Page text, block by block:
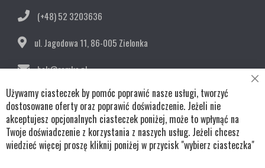
(+48) 52 3203636
ul. Jagodowa 11, 86-005 Zielonka
bok@remko.pl
OBSERWUJ NAS
Używamy ciasteczek by pomóc poprawić nasze usługi, tworzyć
dostosowane oferty oraz poprawić doświadczenie. Jeżeli nie
akceptujesz opcjonalnych ciasteczek poniżej, może to wpłynąć na
Twoje doświadczenie z korzystania z naszych usług. Jeżeli chcesz
wiedzieć więcej proszę kliknij poniżej w przycisk "wybierz ciasteczka"